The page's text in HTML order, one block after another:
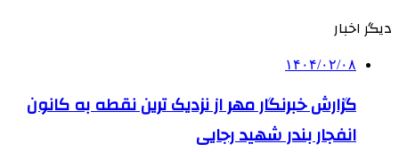
دیگر اخبار
۱۴۰۴/۰۲/۰۸
گزارش خبرنگار مهر از نزدیک ترین نقطه به کانون
انفجار بندر شهید رجایی